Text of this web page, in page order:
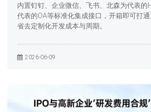
内置钉钉、企业微信、飞书、北森为代表的
代表的OA等标准化集成接口，开箱即可打通
省去定制化开发成本与周期。
2026-06-09